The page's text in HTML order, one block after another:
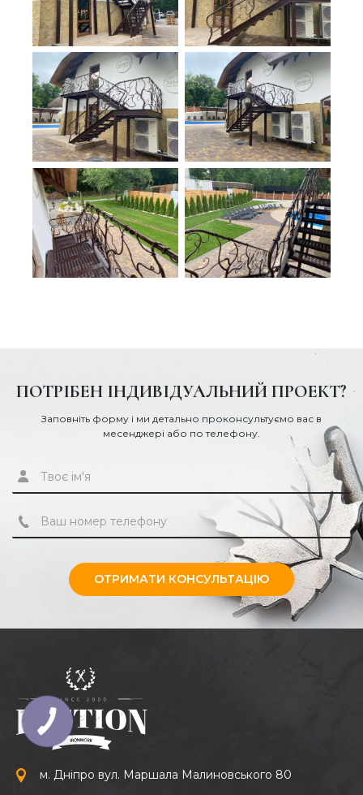
ПОТРІБЕН ІНДИВІДУАЛЬНИЙ ПРОЕКТ?
Заповніть форму і ми детально проконсультуємо вас в
месенджері або по телефону.
ОТРИМАТИ КОНСУЛЬТАЦІЮ
м. Дніпро вул. Маршала Малиновського 80